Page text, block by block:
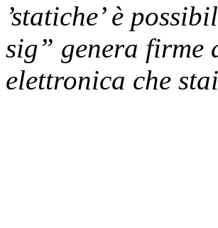
’statiche’ è
sig” genera firme
elettronica che